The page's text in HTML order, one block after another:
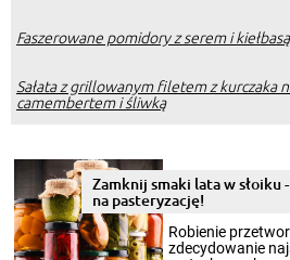
Faszerowane pomidory z serem i kiełbasą
Sałata z grillowanym filetem z kurczaka
camembertem i śliwką
Zamknij smaki lata w słoiku
na pasteryzację!
Robienie
zdecydowanie